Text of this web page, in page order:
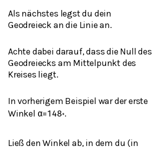
Als nächstes legst du dein
Geodreieck an die Linie an.
Achte dabei darauf, dass die Null des
Geodreiecks am Mittelpunkt des
Kreises liegt.
In vorherigem Beispiel war der erste
Winkel α=148∘.
Ließ den Winkel ab, in dem du (in